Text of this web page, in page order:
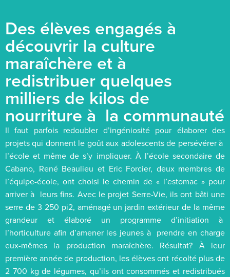
Des élèves engagés à
découvrir la culture
maraîchère et à
redistribuer quelques
milliers de kilos de
nourriture à la communauté
Il faut parfois redoubler d’ingéniosité pour élaborer des
projets qui donnent le goût aux adolescents de persévérer à
l’école et même de s’y impliquer. À l’école secondaire de
Cabano, René Beaulieu et Eric Forcier, deux membres de
l’équipe-école, ont choisi le chemin de « l’estomac » pour
arriver à leurs fins. Avec le projet Serre-Vie, ils ont bâti une
serre de 3 250 pi2, aménagé un jardin extérieur de la même
grandeur et élaboré un programme d’initiation à
l’horticulture afin d’amener les jeunes à prendre en charge
eux-mêmes la production maraîchère. Résultat? À leur
première année de production, les élèves ont récolté plus de
2 700 kg de légumes, qu’ils ont consommés et redistribués